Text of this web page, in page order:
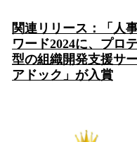
関連リリース：「人
ワード2024に、プロ
型の組織開発支援サ
アドック」が入賞